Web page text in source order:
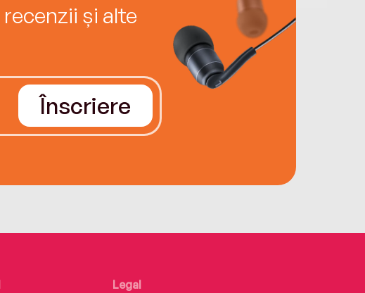
și alte
Înscriere
Legal